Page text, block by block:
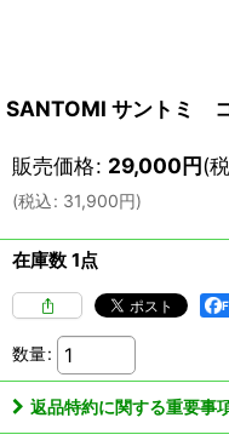
SANTOMI サントミ
販売価格: 29,000円(
(税込: 31,900円)
在庫数 1点
数量:
返品特約に関する重要事